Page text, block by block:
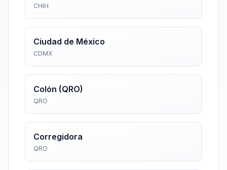
CHIH
Ciudad de México
CDMX
Colón (QRO)
QRO
Corregidora
QRO